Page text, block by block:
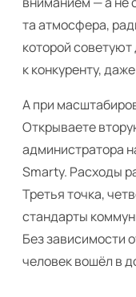
та атмосфера,
которой
к конкуренту,
А при
Открываете
администратора
Smarty. Расходы
Третья точка,
стандарты
Без зависимости
человек вошёл в